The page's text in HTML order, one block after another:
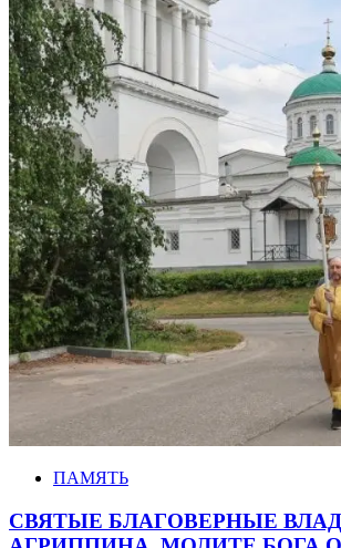
ПАМЯТЬ
СВЯТЫЕ БЛАГОВЕРНЫЕ